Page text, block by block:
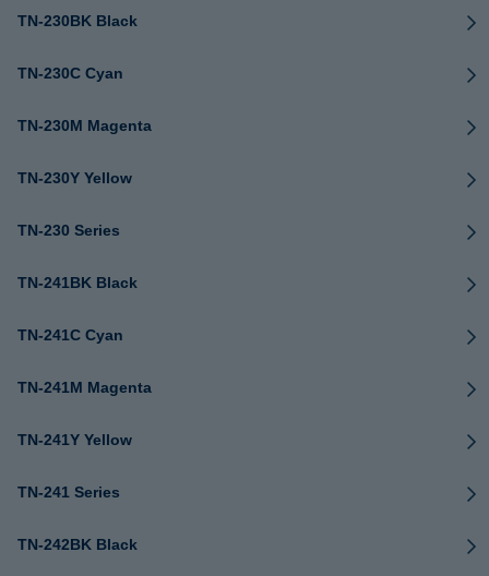
TN-230BK Black
TN-230C Cyan
TN-230M Magenta
TN-230Y Yellow
TN-230 Series
TN-241BK Black
TN-241C Cyan
TN-241M Magenta
TN-241Y Yellow
TN-241 Series
TN-242BK Black